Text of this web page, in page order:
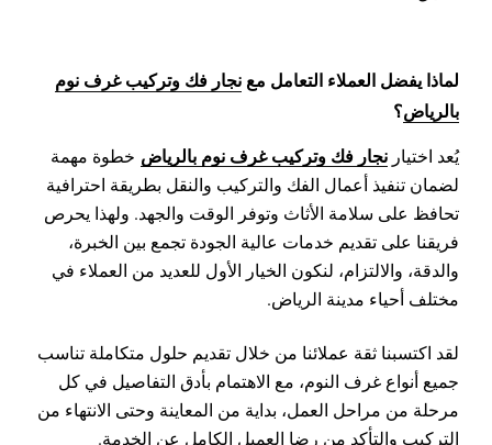
لماذا يفضل العملاء التعامل مع نجار فك وتركيب غرف نوم
بالرياض؟
يُعد اختيار نجار فك وتركيب غرف نوم بالرياض خطوة مهمة
لضمان تنفيذ أعمال الفك والتركيب والنقل بطريقة احترافية
تحافظ على سلامة الأثاث وتوفر الوقت والجهد. ولهذا يحرص
فريقنا على تقديم خدمات عالية الجودة تجمع بين الخبرة،
والدقة، والالتزام، لنكون الخيار الأول للعديد من العملاء في
مختلف أحياء مدينة الرياض.
لقد اكتسبنا ثقة عملائنا من خلال تقديم حلول متكاملة تناسب
جميع أنواع غرف النوم، مع الاهتمام بأدق التفاصيل في كل
مرحلة من مراحل العمل، بداية من المعاينة وحتى الانتهاء من
التركيب والتأكد من رضا العميل الكامل عن الخدمة.